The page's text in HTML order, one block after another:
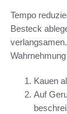
Tempo
Besteck
Kauen
Auf